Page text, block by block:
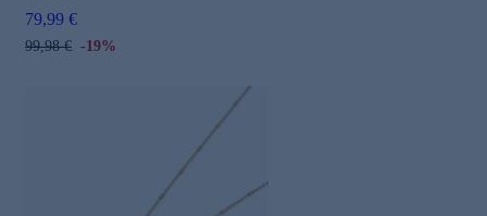
79,99 €
99,98 € -19%